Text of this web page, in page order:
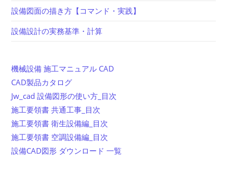
設備図面の描き方【コマンド・実践】
設備設計の実務基準・計算
機械設備 施工マニュアル CAD
CAD製品カタログ
Jw_cad 設備図形の使い方_目次
施工要領書 共通工事_目次
施工要領書 衛生設備編_目次
施工要領書 空調設備編_目次
設備CAD図形 ダウンロード 一覧